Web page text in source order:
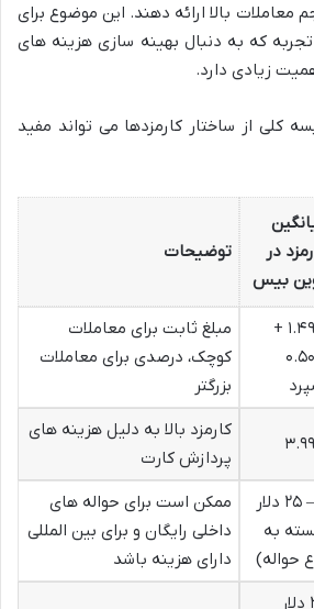
معاملات بالا ارائه دهند. این موضوع برای
تجربه که به دنبال بهینه سازی هزینه های
زیادی دارد.
کلی از ساختار کارمزدها می تواند مفید
در
بیس
توضیحات
۱.۴۹% +
مبلغ ثابت برای معاملات
کوچک، درصدی برای معاملات
بزرگتر
کارمزد بالا به دلیل هزینه های
پردازش کارت
۰ – ۲۵ دلار
به
حواله)
ممکن است برای حواله های
داخلی رایگان و برای بین المللی
دارای هزینه باشد
۲۵ دلار